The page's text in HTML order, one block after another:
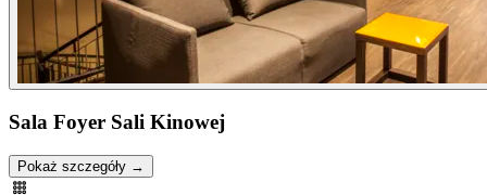
Sala Foyer Sali Kinowej
Pokaż szczegóły →